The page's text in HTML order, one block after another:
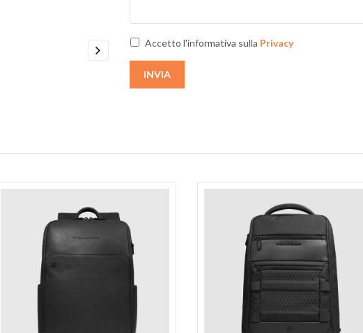
Accetto l'informativa sulla Privacy
INVIA